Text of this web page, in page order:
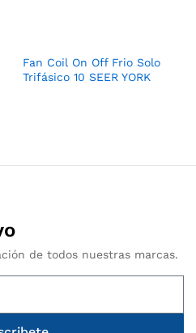
Fan Coil On Off Frio Solo
Trifásico 10 SEER YORK
de todos nuestras marcas.